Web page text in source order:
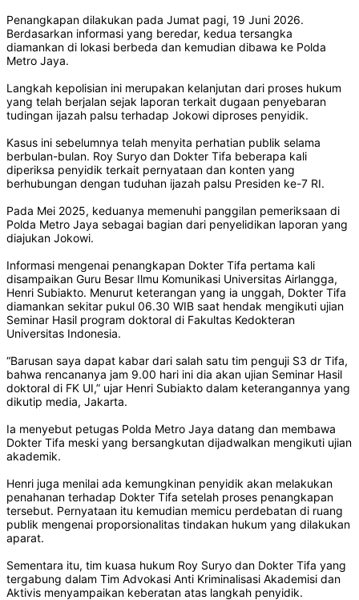
Penangkapan dilakukan pada Jumat pagi, 19 Juni 2026.
Berdasarkan informasi yang beredar, kedua tersangka
diamankan di lokasi berbeda dan kemudian dibawa ke Polda
Metro Jaya.
Langkah kepolisian ini merupakan kelanjutan dari proses hukum
yang telah berjalan sejak laporan terkait dugaan penyebaran
tudingan ijazah palsu terhadap Jokowi diproses penyidik.
Kasus ini sebelumnya telah menyita perhatian publik selama
berbulan-bulan. Roy Suryo dan Dokter Tifa beberapa kali
diperiksa penyidik terkait pernyataan dan konten yang
berhubungan dengan tuduhan ijazah palsu Presiden ke-7 RI.
Pada Mei 2025, keduanya memenuhi panggilan pemeriksaan di
Polda Metro Jaya sebagai bagian dari penyelidikan laporan yang
diajukan Jokowi.
Informasi mengenai penangkapan Dokter Tifa pertama kali
disampaikan Guru Besar Ilmu Komunikasi Universitas Airlangga,
Henri Subiakto. Menurut keterangan yang ia unggah, Dokter Tifa
diamankan sekitar pukul 06.30 WIB saat hendak mengikuti ujian
Seminar Hasil program doktoral di Fakultas Kedokteran
Universitas Indonesia.
“Barusan saya dapat kabar dari salah satu tim penguji S3 dr Tifa,
bahwa rencananya jam 9.00 hari ini dia akan ujian Seminar Hasil
doktoral di FK UI,” ujar Henri Subiakto dalam keterangannya yang
dikutip media, Jakarta.
Ia menyebut petugas Polda Metro Jaya datang dan membawa
Dokter Tifa meski yang bersangkutan dijadwalkan mengikuti ujian
akademik.
Henri juga menilai ada kemungkinan penyidik akan melakukan
penahanan terhadap Dokter Tifa setelah proses penangkapan
tersebut. Pernyataan itu kemudian memicu perdebatan di ruang
publik mengenai proporsionalitas tindakan hukum yang dilakukan
aparat.
Sementara itu, tim kuasa hukum Roy Suryo dan Dokter Tifa yang
tergabung dalam Tim Advokasi Anti Kriminalisasi Akademisi dan
Aktivis menyampaikan keberatan atas langkah penyidik.